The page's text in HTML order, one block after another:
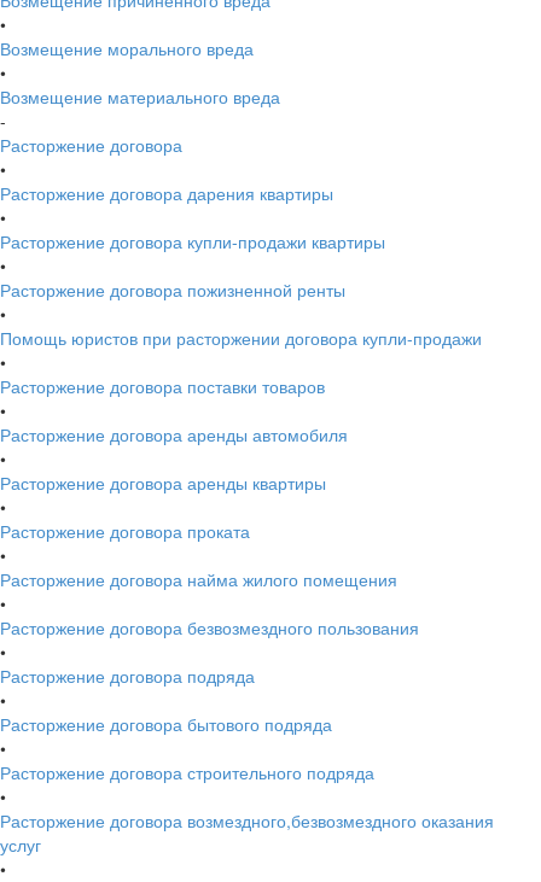
•
Возмещение морального вреда
•
Возмещение материального вреда
-
Расторжение договора
•
Расторжение договора дарения квартиры
•
Расторжение договора купли-продажи квартиры
•
Расторжение договора пожизненной ренты
•
Помощь юристов при расторжении договора купли-продажи
•
Расторжение договора поставки товаров
•
Расторжение договора аренды автомобиля
•
Расторжение договора аренды квартиры
•
Расторжение договора проката
•
Расторжение договора найма жилого помещения
•
Расторжение договора безвозмездного пользования
•
Расторжение договора подряда
•
Расторжение договора бытового подряда
•
Расторжение договора строительного подряда
•
Расторжение договора возмездного,безвозмездного оказания
услуг
•